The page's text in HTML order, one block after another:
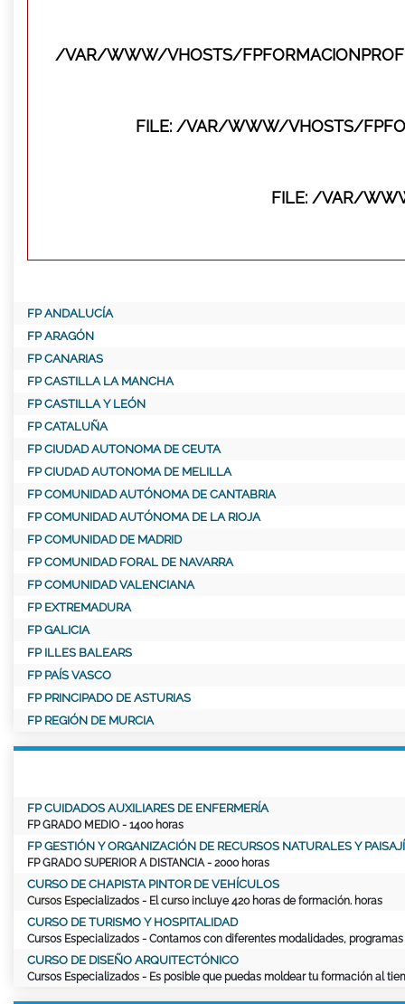
/VAR/WWW/VHOSTS/
FILE: /VAR/WWW/VHOSTS/
FILE: /VAR/
FP ANDALUCÍA
FP ARAGÓN
FP CANARIAS
FP CASTILLA LA MANCHA
FP CASTILLA Y LEÓN
FP CATALUÑA
FP CIUDAD AUTONOMA DE CEUTA
FP CIUDAD AUTONOMA DE MELILLA
FP COMUNIDAD AUTÓNOMA DE CANTABRIA
FP COMUNIDAD AUTÓNOMA DE LA RIOJA
FP COMUNIDAD DE MADRID
FP COMUNIDAD FORAL DE NAVARRA
FP COMUNIDAD VALENCIANA
FP EXTREMADURA
FP GALICIA
FP ILLES BALEARS
FP PAÍS VASCO
FP PRINCIPADO DE ASTURIAS
FP REGIÓN DE MURCIA
FP CUIDADOS AUXILIARES DE ENFERMERÍA
FP GRADO MEDIO - 1400 horas
FP GESTIÓN Y ORGANIZACIÓN DE RECURSOS NATURALES Y
FP GRADO SUPERIOR A DISTANCIA - 2000 horas
CURSO DE CHAPISTA PINTOR DE VEHÍCULOS
Cursos Especializados - El curso incluye420 horas de formación. horas
CURSO DE TURISMO Y HOSPITALIDAD
Cursos Especializados - Contamos con diferentes modalidades,
CURSO DE DISEÑO ARQUITECTÓNICO
Cursos Especializados - Es posible que puedas moldear tu formación al